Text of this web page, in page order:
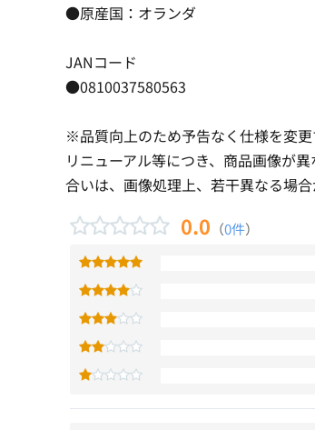
●原産国：オランダ
JANコード
●0810037580563
※品質向上のため予告なく仕様を変
リニューアル等につき、商品画像が
合いは、画像処理上、若干異なる場合
0.0 （0件）